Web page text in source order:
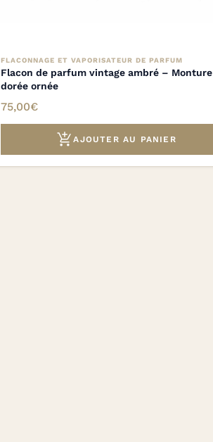
FLACONNAGE ET VAPORISATEUR DE PARFUM
Flacon de parfum vintage ambré – Monture
dorée ornée
75,00€
AJOUTER AU PANIER